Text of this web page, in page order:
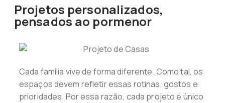
Projetos personalizados,
pensados ao pormenor
Cada família vive de forma diferente. Como tal, os
espaços devem refletir essas rotinas, gostos e
prioridades. Por essa razão, cada projeto é único